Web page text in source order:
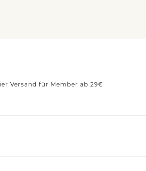
Versand für Member ab 29€